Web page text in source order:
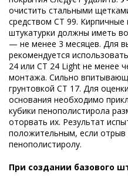
очистить стальными
средством CT 99.
штукатурки должны иметь
— не менее 3 месяцев. Для
рекомендуется
24 или CT 24 Light не менее
монтажа. Сильно
грунтовкой CT 17. Для
основания необходимо
кубики пенополистирола
оторвать их. Результат
положительным, если отрыв
пенополистиролу.
При создании базового